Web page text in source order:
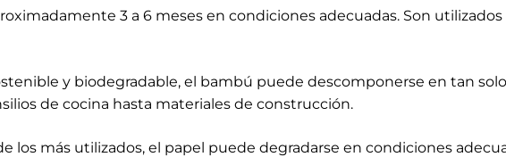
3 a 6 meses en condiciones adecuadas. Son
y biodegradable, el bambú puede descomponerse en tan
de cocina hasta materiales de construcción.
los más utilizados, el papel puede degradarse en condiciones